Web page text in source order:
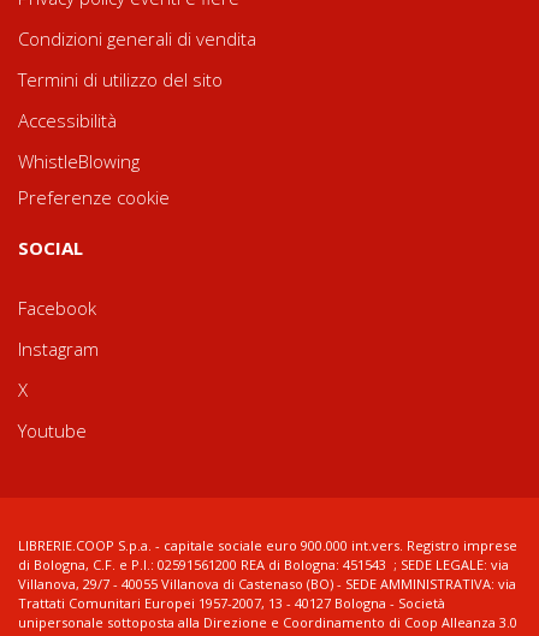
Condizioni generali di vendita
Termini di utilizzo del sito
Accessibilità
WhistleBlowing
Preferenze cookie
SOCIAL
Facebook
Instagram
X
Youtube
LIBRERIE.COOP S.p.a. - capitale sociale euro 900.000 int.vers. Registro imprese
di Bologna, C.F. e P.I.: 02591561200 REA di Bologna: 451543 ; SEDE LEGALE: via
Villanova, 29/7 - 40055 Villanova di Castenaso (BO) - SEDE AMMINISTRATIVA: via
Trattati Comunitari Europei 1957-2007, 13 - 40127 Bologna - Società
unipersonale sottoposta alla Direzione e Coordinamento di Coop Alleanza 3.0